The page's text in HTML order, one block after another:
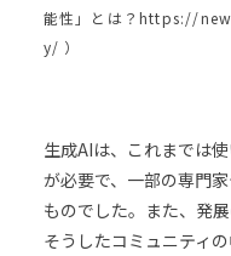
能性」とは？https://
y/ ）
生成AIは、これまでは
が必要で、一部の専門
ものでした。また、発
そうしたコミュニティ